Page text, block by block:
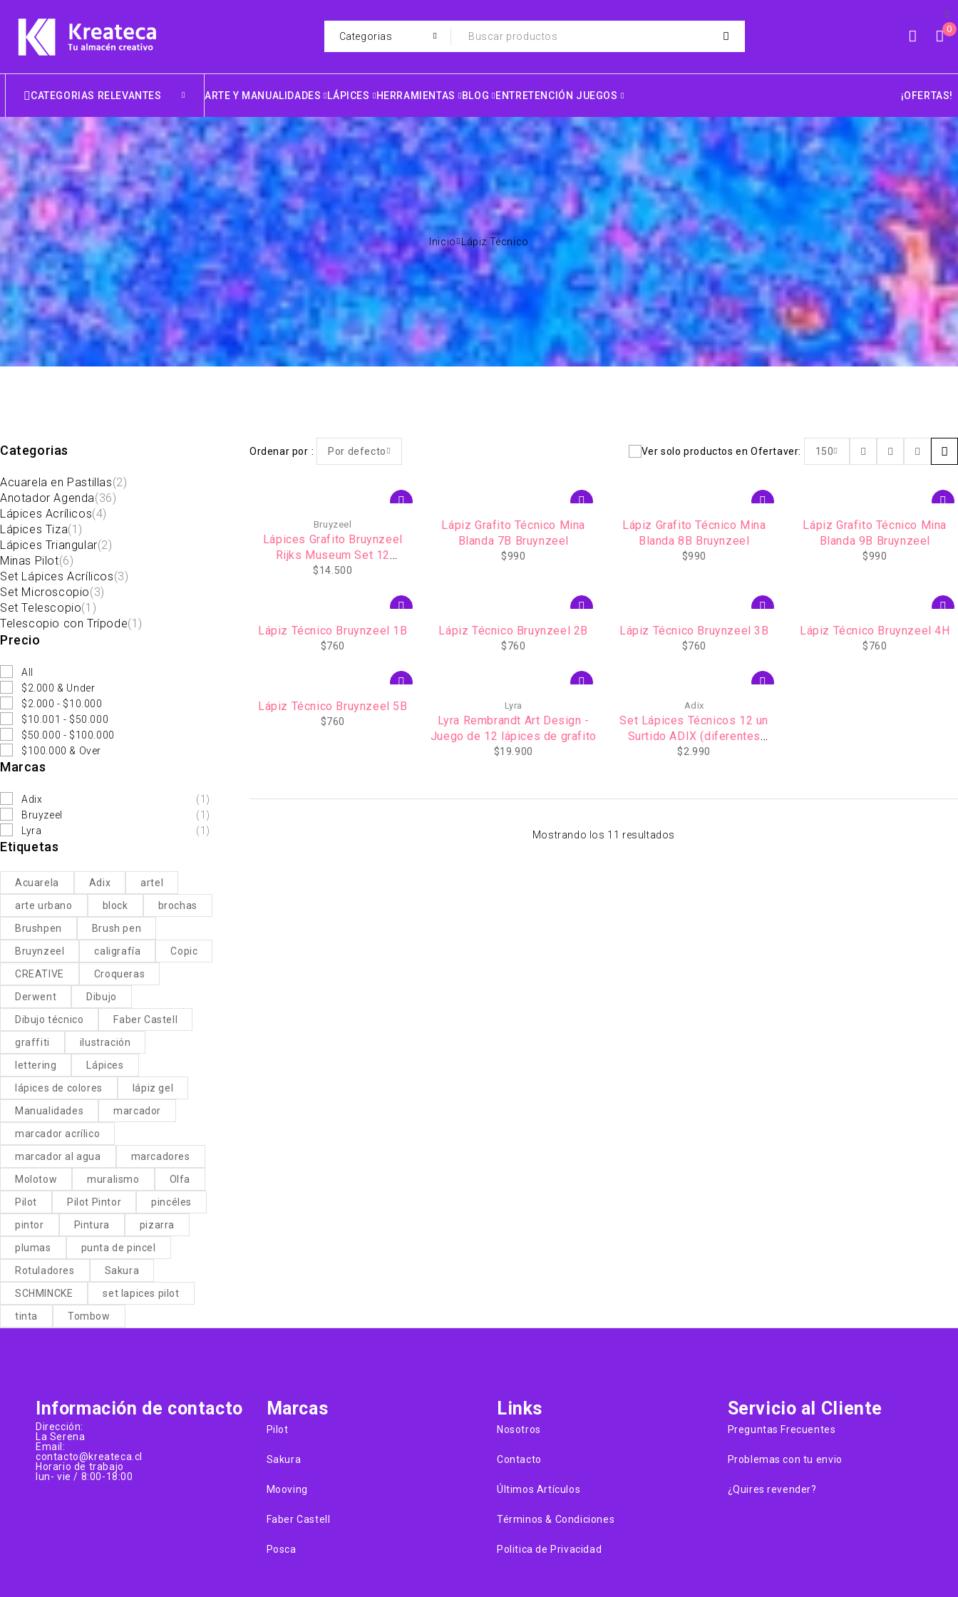
0
CATEGORIAS RELEVANTES ARTE Y MANUALIDADES LÁPICES HERRAMIENTAS BLOG ENTRETENCIÓN JUEGOS ¡OFERTAS!
Inicio Lápiz Técnico
Categorias
Acuarela en Pastillas(2)
Anotador Agenda(36)
Lápices Acrílicos(4)
Lápices Tiza(1)
Lápices Triangular(2)
Minas Pilot(6)
Set Lápices Acrílicos(3)
Set Microscopio(3)
Set Telescopio(1)
Telescopio con Trípode(1)
Precio
All
$2.000 & Under
$2.000 - $10.000
$10.001 - $50.000
$50.000 - $100.000
$100.000 & Over
Marcas
Adix
(1)
Bruyzeel
(1)
Lyra
(1)
Etiquetas
Acuarela Adix
artel
arte urbano
block
brochas
Brushpen
Brush pen
Bruynzeel
caligrafía
Copic
CREATIVE
Croqueras
Derwent
Dibujo
Dibujo técnico
Faber Castell
graffiti
ilustración
lettering
Lápices
lápices de colores
lápiz gel
Manualidades
marcador
marcador acrílico
marcador al agua
marcadores
Molotow
muralismo
Olfa
Pilot
Pilot Pintor
pincéles
pintor
Pintura
pizarra
plumas
punta de pincel
Rotuladores
Sakura
SCHMINCKE
set lapices pilot
tinta
Tombow
Ordenar por Por defecto Ver solo productos en Ofertaver: 150
Bruyzeel
Lápices Grafito Bruynzeel
Rijks Museum Set 12
Gradaciones
$14.500
Lápiz Grafito Técnico Mina
Blanda 7B Bruynzeel
$990
Lápiz Grafito Técnico Mina
Blanda 8B Bruynzeel
$990
Lápiz Grafito Técnico Mina
Blanda 9B Bruynzeel
$990
Lápiz Técnico Bruynzeel 1B
$760
Lápiz Técnico Bruynzeel 2B
$760
Lápiz Técnico Bruynzeel 3B
$760
Lápiz Técnico Bruynzeel 4H
$760
Lápiz Técnico Bruynzeel 5B
$760
Lyra
Lyra Rembrandt Art Design -
Juego de 12 lápices de grafito
$19.900
Adix
Set Lápices Técnicos 12 un
Surtido ADIX (diferentes
grados)
$2.990
Mostrando los 11 resultados
Información de contacto
Dirección:
La Serena
Email:
contacto@kreateca.cl
Horario de trabajo
lun- vie / 8:00-18:00
Marcas
Pilot
Sakura
Mooving
Faber Castell
Posca
Links
Nosotros
Contacto
Últimos Artículos
Términos & Condiciones
Politica de Privacidad
Servicio al Cliente
Preguntas Frecuentes
Problemas con tu envio
¿Quires revender?